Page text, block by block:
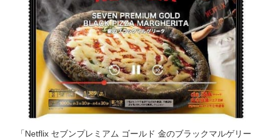
「Netflix セブンプレミアム ゴールド 金のブラックマルゲリー